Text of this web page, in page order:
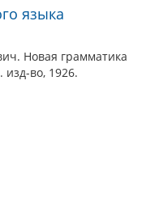
языка
Новая грамматика
изд-во, 1926.